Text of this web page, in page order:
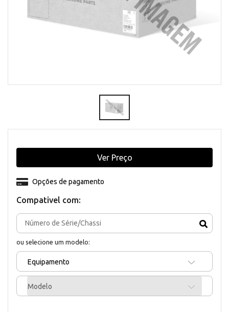
Compativel com:
ou selecione um modelo:
Equipamento
Modelo
Opções de pagamento
Ver Preço